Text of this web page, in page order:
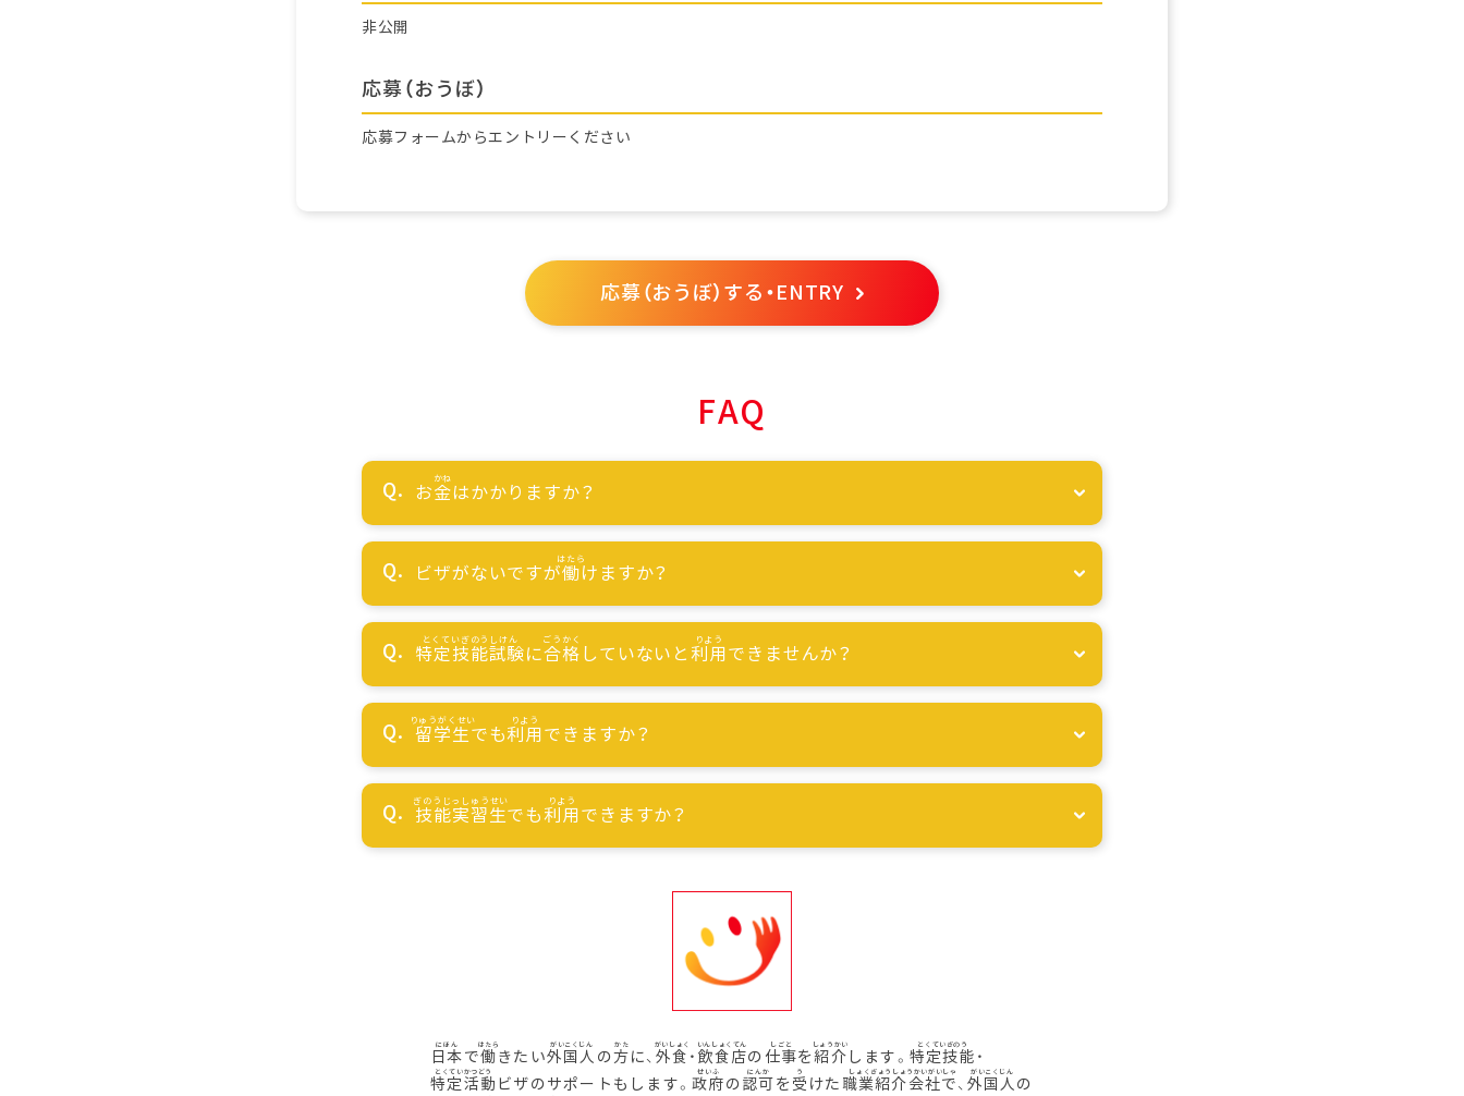
非公開
応募（おうぼ）
応募フォームからエントリーください
応募（おうぼ）する・ENTRY
FAQ
お金はかかりますか？
ビザがないですが働けますか？
特定技能試験に合格 していないと利用できませんか？
留学生でも利用できますか？
技能実習生でも利用できますか？
日本で働きたい外国人 の方に、 外食 ・ 飲食店の 仕事を紹介 します。 特定技能 ・
特定活動 ビザのサポートもします。政府の 認可を受 けた 職業紹介会社で、 外国人の